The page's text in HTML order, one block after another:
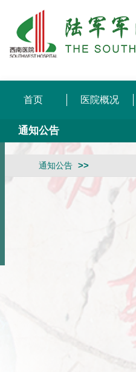
首页 医院概况
通知公告
通知公告